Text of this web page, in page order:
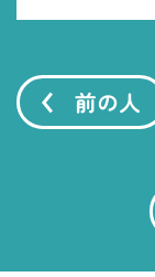
前の人